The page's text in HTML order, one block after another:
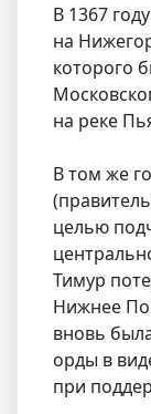
В 1367
на
которого
на реке
В том же
целью
Тимур
Нижнее
вновь
орды в
при